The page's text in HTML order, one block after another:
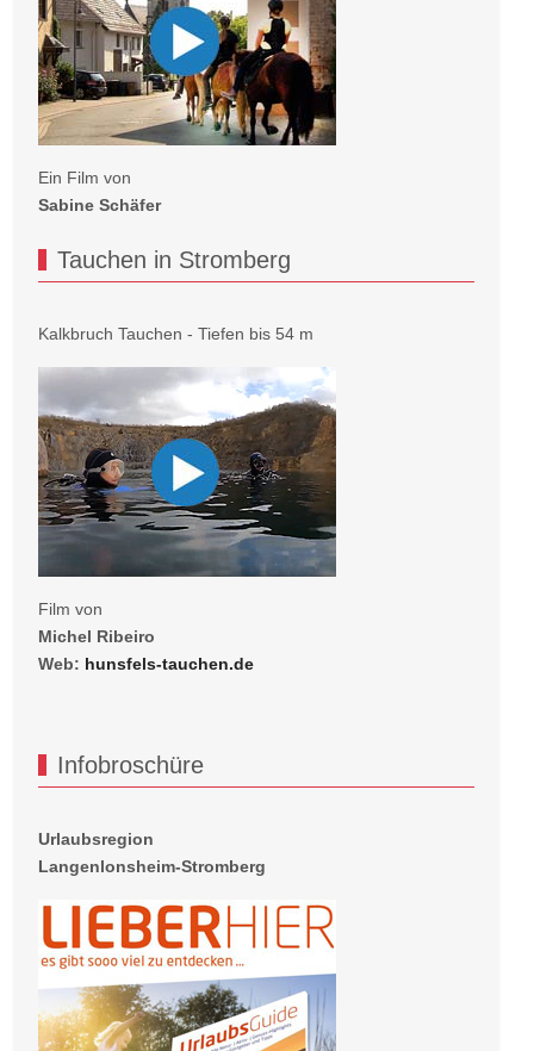
Ein Film von
Sabine Schäfer
Tauchen in Stromberg
Kalkbruch Tauchen - Tiefen bis 54 m
Film von
Michel Ribeiro
Web: hunsfels-tauchen.de
Infobroschüre
Urlaubsregion
Langenlonsheim-Stromberg